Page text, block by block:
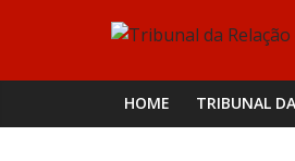
da
HOME TRIBUNAL